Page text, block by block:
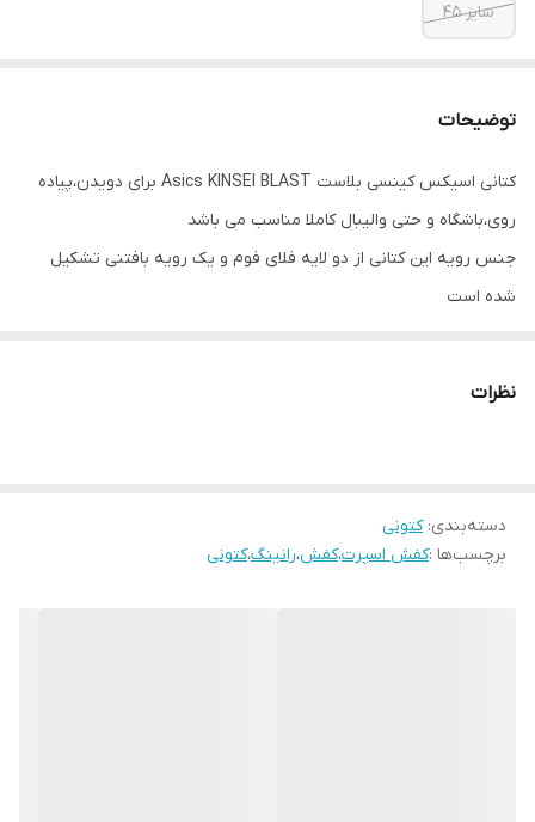
سایز ۴۵
توضیحات
کتانی اسیکس کینسی بلاست Asics KINSEI BLAST برای دویدن،پیاده
روی،باشگاه و حتی والیبال کاملا مناسب می باشد
جنس رویه این کتانی از دو لایه فلای فوم و یک رویه بافتنی تشکیل
شده است
بی شک یکی از مقاوم ترین زیره های خارجی موجود در بازار، در این کتانی
بکار رفته است
نظرات
دسته‌بندی:کتونی
برچسب‌ها :کفش اسپرت،کفش،رانینگ،کتونی